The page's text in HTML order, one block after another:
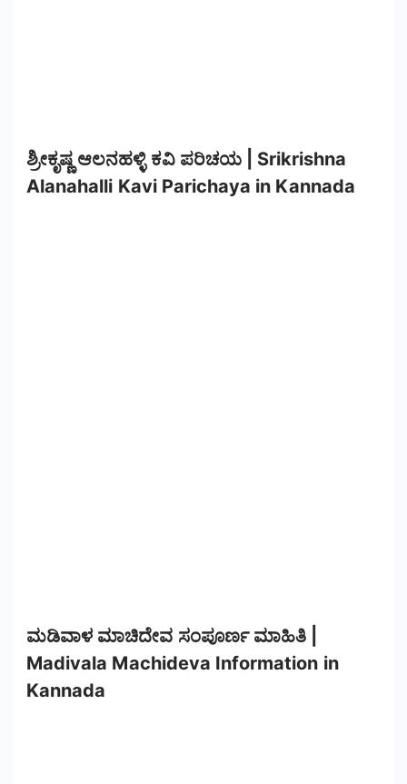
ಶ್ರೀಕೃಷ್ಣ ಆಲನಹಳ್ಳಿ ಕವಿ ಪರಿಚಯ | Srikrishna
Alanahalli Kavi Parichaya in Kannada
ಮಡಿವಾಳ ಮಾಚಿದೇವ ಸಂಪೂರ್ಣ ಮಾಹಿತಿ |
Madivala Machideva Information in
Kannada